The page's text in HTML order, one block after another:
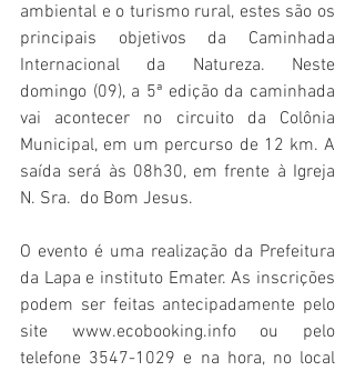
ambiental e o turismo rural, estes são os
principais objetivos da Caminhada
Internacional da Natureza. Neste
domingo (09), a 5ª edição da caminhada
vai acontecer no circuito da Colônia
Municipal, em um percurso de 12 km. A
saída será às 08h30, em frente à Igreja
N. Sra.  do Bom Jesus.
O evento é uma realização da Prefeitura
da Lapa e instituto Emater. As inscrições
podem ser feitas antecipadamente pelo
site www.ecobooking.info ou pelo
telefone 3547-1029 e na hora, no local